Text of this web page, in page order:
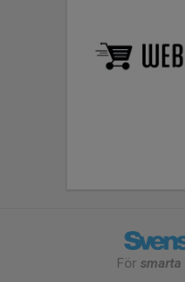
För smarta